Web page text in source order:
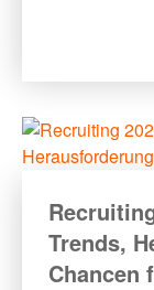
Trends,
Chancen